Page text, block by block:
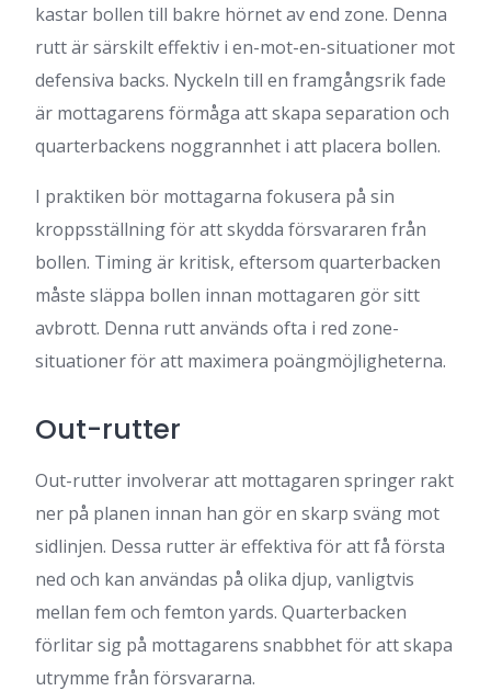
kastar bollen till bakre hörnet av end zone. Denna
rutt är särskilt effektiv i en-mot-en-situationer mot
defensiva backs. Nyckeln till en framgångsrik fade
är mottagarens förmåga att skapa separation och
quarterbackens noggrannhet i att placera bollen.
I praktiken bör mottagarna fokusera på sin
kroppsställning för att skydda försvararen från
bollen. Timing är kritisk, eftersom quarterbacken
måste släppa bollen innan mottagaren gör sitt
avbrott. Denna rutt används ofta i red zone-
situationer för att maximera poängmöjligheterna.
Out-rutter
Out-rutter involverar att mottagaren springer rakt
ner på planen innan han gör en skarp sväng mot
sidlinjen. Dessa rutter är effektiva för att få första
ned och kan användas på olika djup, vanligtvis
mellan fem och femton yards. Quarterbacken
förlitar sig på mottagarens snabbhet för att skapa
utrymme från försvararna.